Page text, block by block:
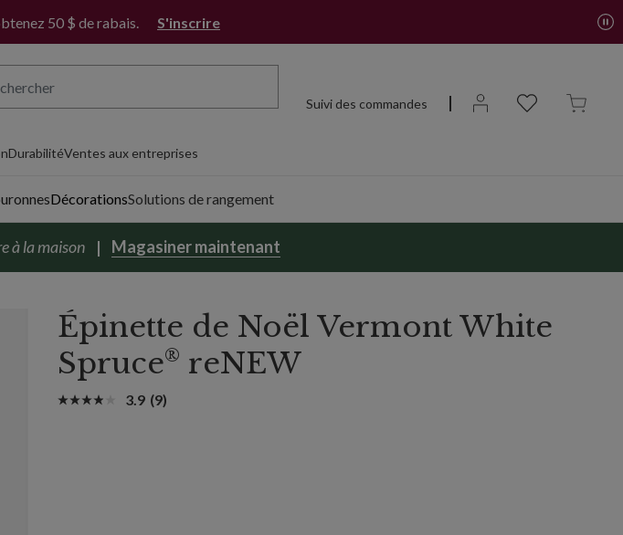
50 $ de rabais. S'inscrire
Suivi des commandes
DurabilitéVentes aux entreprises
DécorationsSolutions de rangement
à la maison Magasiner maintenant
Épinette de Noël Vermont White
Spruce® reNEW
3.9 (9)